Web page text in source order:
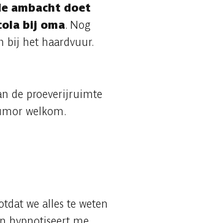
ambacht doet
bij oma. Nog
bij het haardvuur.
de proeverijruimte
welkom.
we alles te weten